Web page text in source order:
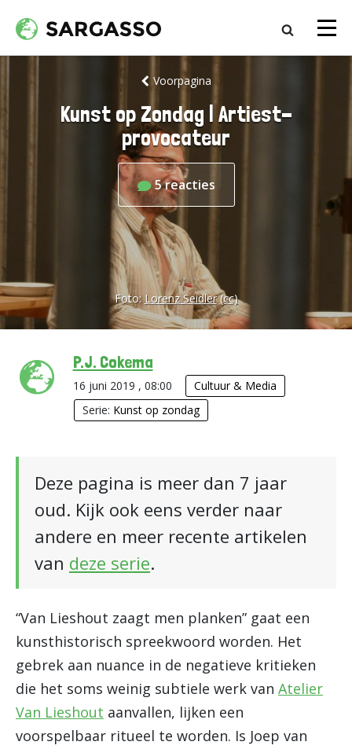
Voorpagina
Kunst op Zondag | Artiest-
provocateur
5reacties
Foto:Lorenz Seidler (cc)
P.J. Cokema
16 juni 2019 , 08:00
Cultuur & Media
Serie: Kunst op zondag
Deze pagina is meer dan 7 jaar
oud. Kijk ook eens verder naar
andere en meer recente artikelen
van deze serie.
“Van Lieshout zaagt men planken” gaat een
kunsthistorisch spreekwoord worden. Het
gebrek aan nuance in de negatieve kritieken
die het soms weinig subtiele werk van Atelier
Van Lieshout aanvallen, lijken een
voorspelbaar ritueel te worden. Is Joep van